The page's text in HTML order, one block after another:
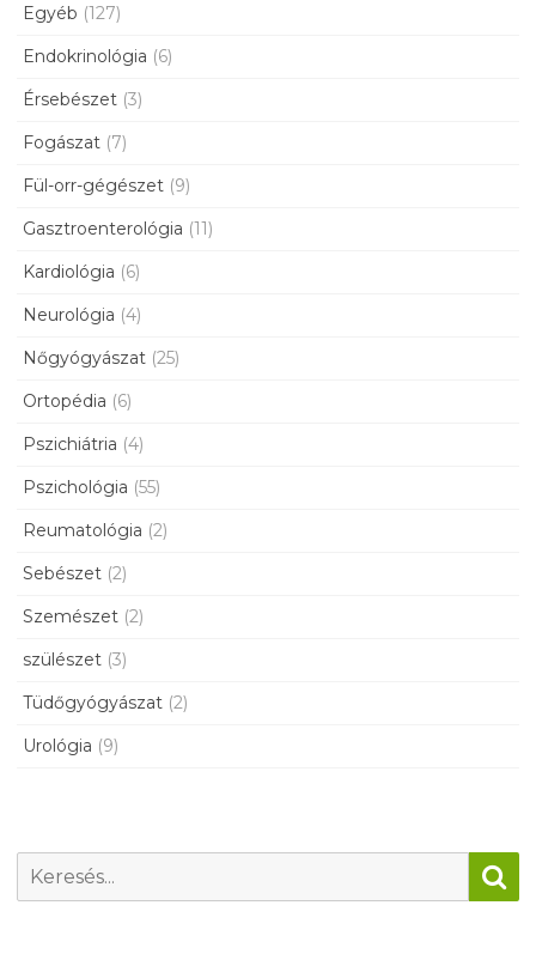
Egyéb (127)
Endokrinológia (6)
Érsebészet (3)
Fogászat (7)
Fül-orr-gégészet (9)
Gasztroenterológia (11)
Kardiológia (6)
Neurológia (4)
Nőgyógyászat (25)
Ortopédia (6)
Pszichiátria (4)
Pszichológia (55)
Reumatológia (2)
Sebészet (2)
Szemészet (2)
szülészet (3)
Tüdőgyógyászat (2)
Urológia (9)